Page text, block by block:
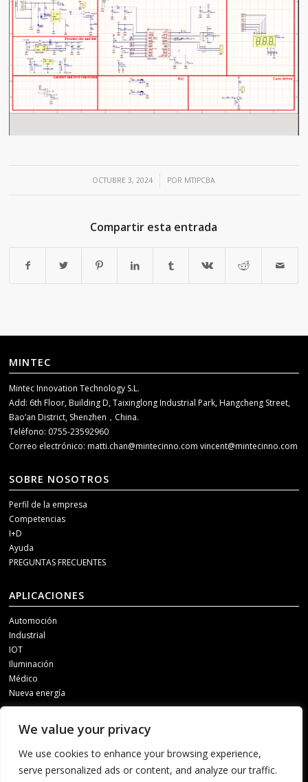
We value your privacy
We use cookies to enhance your browsing experience,
serve personalized ads or content, and analyze our traffic.
OCTUBRE 3, 2024
/ POR MTIPCBA
Compartir esta entrada
MINTEC
Mintec Innovation Technology S.L.
Add: 6th Floor, Building D, Taixinglong Industrial Park, Hangcheng Street,
Bao’an District, Shenzhen，China.
Teléfono: 0755-23592960
Correo electrónico:matti.chan@mintecinno.comvincent@mintecinno.com
SOBRE NOSOTROS
Perfil de la empresa
Competencias
I+D
Ayuda
PREGUNTAS FRECUENTES
APLICACIONES
Automoción
Industrial
IOT
Iluminación
Médico
Nueva energía
MEDIOS DE COMUNICACIÓN SOCIAL
Para recibir información actualizada, póngase en contacto con nosotros a
través de uno de los siguientes canales.